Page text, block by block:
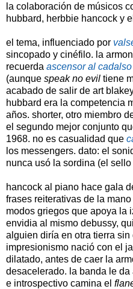
la colaboración de músicos
hubbard, herbbie hancock y
el tema, influenciado por
sincopado y cinéfilo. la
recuerda ascensor al cadalso
(aunque speak no evil tiene
acabado de salir de art
hubbard era la competencia
años. shorter, otro miembro
el segundo mejor conjunto
1968. no es casualidad que
los messengers. dato: el
nunca usó la sordina (el sello
hancock al piano hace gala
frases reiterativas de la
modos griegos que apoya la
envidia al mismo debussy,
alguien diría en otra tierra sin
impresionismo nació con el
dilatado, antes de caer la
desacelerado. la banda le da
e introspectivo camina el